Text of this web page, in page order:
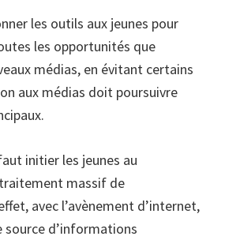
les outils aux jeunes pour
les opportunités que
médias, en évitant certains
aux médias doit poursuivre
initier les jeunes au
massif de
avec l’avènement d’internet,
source d’informations